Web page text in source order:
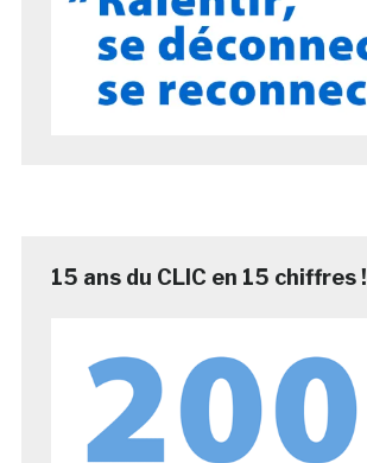
15 ans du CLIC en 15 chiffres !